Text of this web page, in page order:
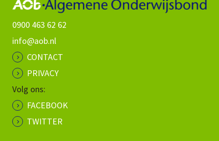
0900 463 62 62
info@aob.nl
CONTACT
PRIVACY
Volg ons:
FACEBOOK
TWITTER